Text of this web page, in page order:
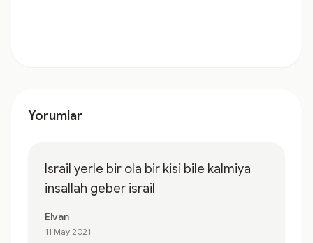
Yorumlar
Israil yerle bir ola bir kisi bile kalmiya
insallah geber israil
Elvan
11 May 2021